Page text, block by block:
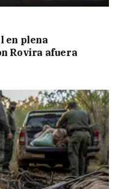
en plena
Rovira afuera